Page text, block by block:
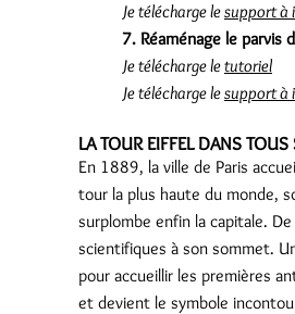
Je télécharge lesupport à
7. Réaménage le parvis
Je télécharge letutoriel
Je télécharge lesupport à
LA TOUR EIFFEL DANS TOUS
En 1889, la ville de Paris
tour la plus haute du monde,
surplombe enfin la capitale.
scientifiques à son sommet.
pour accueillir les premières
et devient le symbole